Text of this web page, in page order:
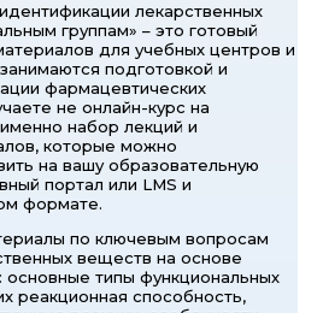
лекарственных
группам» – это готовый
для учебных центров и
подготовкой и
фармацевтических
не онлайн-курс на
набор лекций и
которые можно
на вашу образовательную
портал или LMS и
формате.
по ключевым вопросам
веществ на основе
основные типы функциональных
реакционная способность,